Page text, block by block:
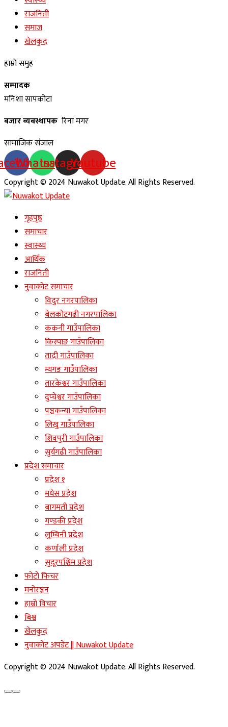
राजनिती
समाज
खेलकुद
हाम्रो समुह
सम्पादक
मनिशा सापकोटा
बजार ब्यबस्थापक रिना मगर
सामाजिक संजाल
Whatsapp
Instagram
Youtube
Copyright © 2024 Nuwakot Update. All Rights Reserved.
गृहपृष्ठ
समाचार
स्वास्थ्य
आर्थिक
राजनिती
नुवाकोट समाचार
विदुर नगरपालिका
बेलकोटगढी नगरपालिका
ककनी गाउँपालिका
किस्पाङ गाउँपालिका
तादी गाउँपालिका
म्यगङ गाउँपालिका
तारकेश्वर गाउँपालिका
दुप्चेश्वर गाउँपालिका
पञ्चकन्या गाउँपालिका
लिखु गाउँपालिका
शिवपुरी गाउँपालिका
सुर्यगढी गाउँपालिका
प्रदेश समाचार
प्रदेश १
मधेस प्रदेश
बागमती प्रदेश
गण्डकी प्रदेश
लुम्बिनी प्रदेश
कर्णाली प्रदेश
सुदूरपश्चिम प्रदेश
फोटो फिचर
मनोरञ्जन
हाम्रो विचार
बिश्व
खेलकुद
नुवाकोट अपडेट || Nuwakot Update
Copyright © 2024 Nuwakot Update. All Rights Reserved.